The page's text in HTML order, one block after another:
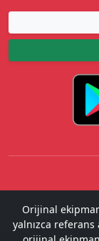
Orijinal
yalnızca referans